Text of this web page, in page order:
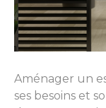
Aménager un
ses besoins et